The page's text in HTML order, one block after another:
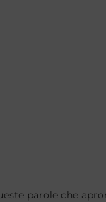
parole che